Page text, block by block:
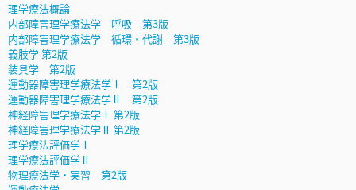
理学療法概論
内部障害理学療法学 呼吸 第3版
内部障害理学療法学 循環・代謝 第3版
義肢学 第2版
装具学 第2版
運動器障害理学療法学Ⅰ 第2版
運動器障害理学療法学Ⅱ 第2版
神経障害理学療法学Ⅰ 第2版
神経障害理学療法学Ⅱ 第2版
理学療法評価学Ⅰ
理学療法評価学Ⅱ
物理療法学・実習 第2版